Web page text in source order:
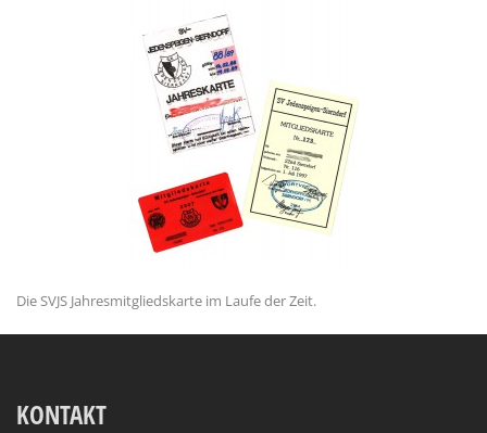
Die SVJS Jahresmitgliedskarte im Laufe der Zeit.
KONTAKT